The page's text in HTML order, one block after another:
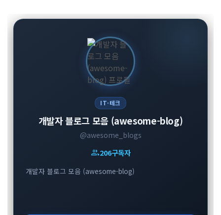
IT·테크
개발자 블로그 모음 (awesome-blog)
@awesome_blogs
group206구독자
개발자 블로그 모음 (awesome-blog)